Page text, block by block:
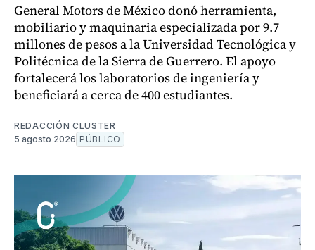
General Motors de México donó herramienta,
mobiliario y maquinaria especializada por 9.7
millones de pesos a la Universidad Tecnológica y
Politécnica de la Sierra de Guerrero. El apoyo
fortalecerá los laboratorios de ingeniería y
beneficiará a cerca de 400 estudiantes.
REDACCIÓN CLUSTER
5 agosto 2026 PÚBLICO